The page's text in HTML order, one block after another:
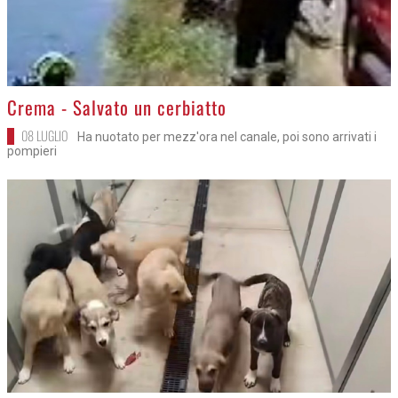
>
Crema - Salvato un cerbiatto
08 LUGLIO
Ha nuotato per mezz'ora nel canale, poi sono arrivati i
pompieri